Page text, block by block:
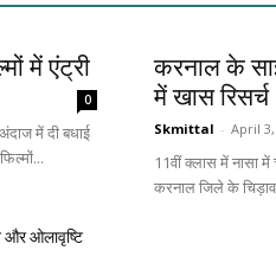
में एंट्री
0
में दी बधाई
करनाल के
में खास रिसर्च
Skmittal - April
11वीं क्लास में नासा
करनाल जिले के
और ओलावृष्टि